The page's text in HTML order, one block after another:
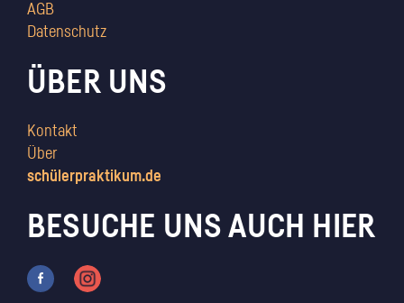
AGB
Datenschutz
ÜBER UNS
Kontakt
Über
schülerpraktikum.de
BESUCHE UNS AUCH HIER